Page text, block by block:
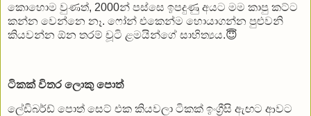
කොහොම වුණත්, 2000න් පස්සෙ ඉපදුණු අයට මම කාපු කට්ට
කන්න වෙන්නෙ නෑ. ෆෝන් එකෙන්ම හොයාගන්න පුළුවනි
කියවන්න ඕන තරම් චූටි ළමයින්ගේ සාහිත්‍යය.😇
ටිකක් විතර ලොකු පොත්
ලේඩිබර්ඩ් පොත් සෙට් එක කියවලා ටිකක් ඉංග්‍රීසි ඇඟට ආවට